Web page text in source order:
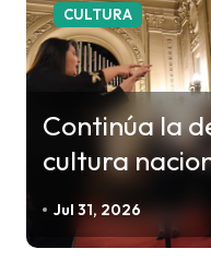
CULTURA
Continúa la
cultura
Jul 31, 2026